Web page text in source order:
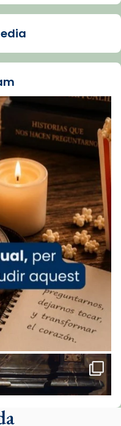
Fa gairebé
Companys, la
Vatican
news/2026-
papa-viaje-
ens
Tortosa, ha
la missa de Les